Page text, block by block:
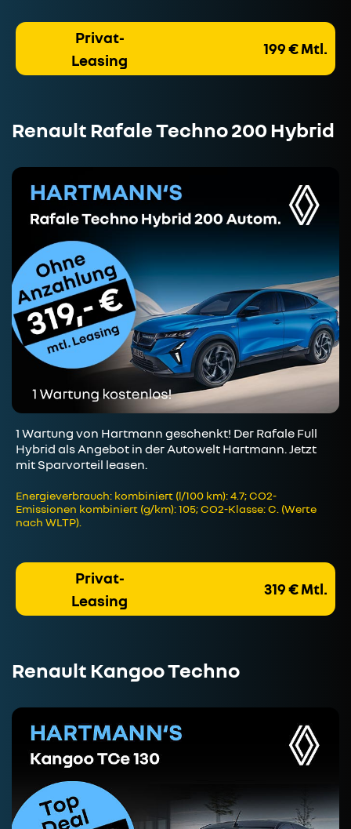
Privat-
Leasing
199 € Mtl.
Renault Rafale Techno 200 Hybrid
1 Wartung von Hartmann geschenkt! Der Rafale Full
Hybrid als Angebot in der Autowelt Hartmann. Jetzt
mit Sparvorteil leasen.
Energieverbrauch: kombiniert (l/100 km): 4.7; CO2-
Emissionen kombiniert (g/km): 105; CO2-Klasse: C. (Werte
nach WLTP).
Privat-
Leasing
319 € Mtl.
Renault Kangoo Techno